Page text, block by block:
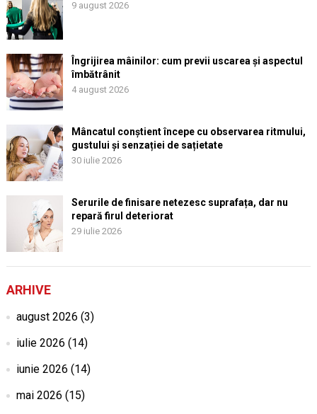
9 august 2026
Îngrijirea mâinilor: cum previi uscarea și aspectul
îmbătrânit
4 august 2026
Mâncatul conștient începe cu observarea ritmului,
gustului și senzației de sațietate
30 iulie 2026
Serurile de finisare netezesc suprafața, dar nu
repară firul deteriorat
29 iulie 2026
ARHIVE
august 2026 (3)
iulie 2026 (14)
iunie 2026 (14)
mai 2026 (15)